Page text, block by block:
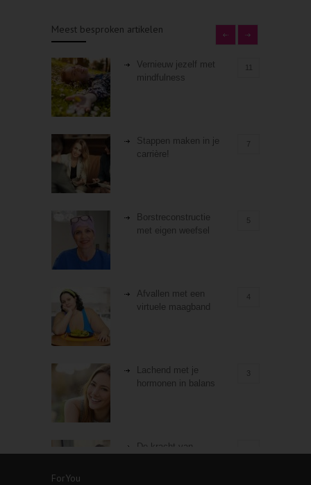
Meest besproken artikelen
Vernieuw jezelf met
mindfulness
Stappen maken in je
carrière!
7
Borstreconstructie
met eigen weefsel
5
Afvallen met een
virtuele maagband
4
Lachend met je
hormonen in balans
3
De kracht van
ForYou